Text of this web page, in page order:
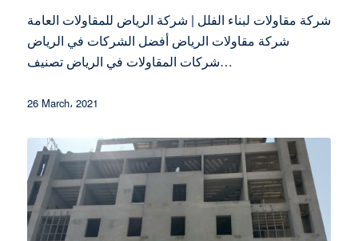
شركة مقاولات لبناء الفلل | شركة الرياض للمقاولات العامة
شركة مقاولات الرياض أفضل الشركات في الرياض
شركات المقاولات في الرياض تصنيف…
26 March، 2021